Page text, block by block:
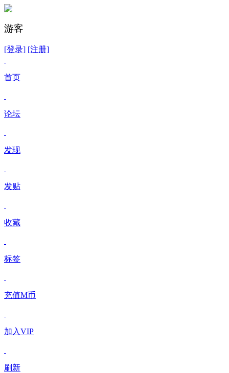
游客
[登录] [注册]
首页
论坛
发现
发贴
收藏
标签
充值M币
加入VIP
刷新